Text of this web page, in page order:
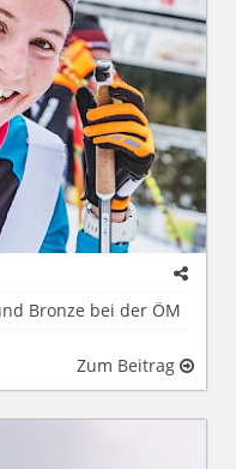
Bronze bei der ÖM
Zum Beitrag